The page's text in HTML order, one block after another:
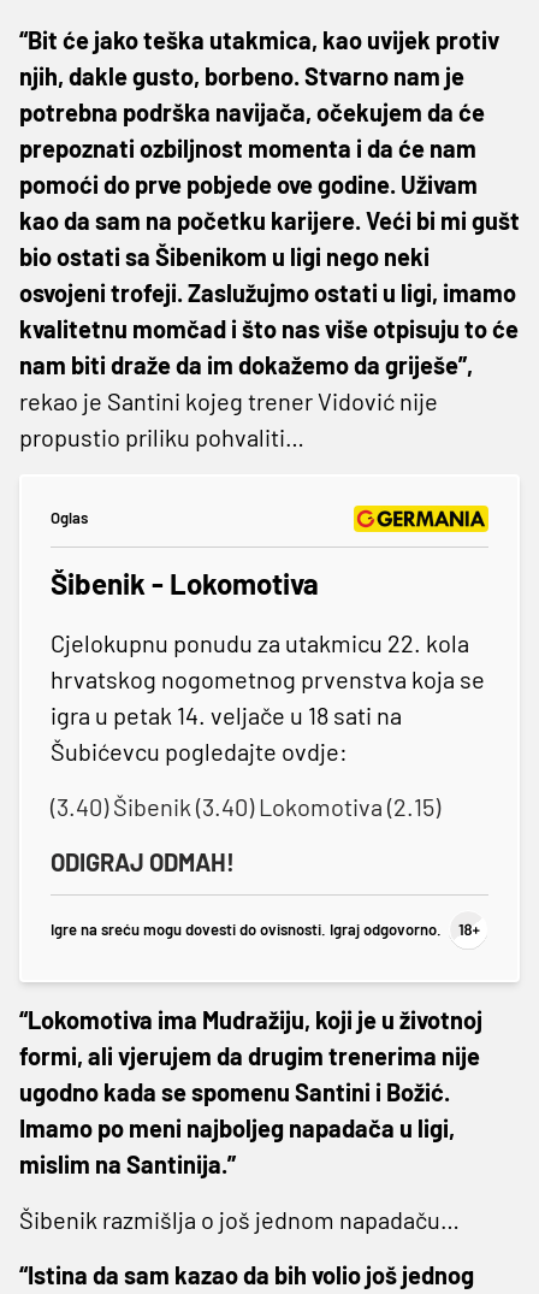
“Bit će jako teška utakmica, kao uvijek protiv
njih, dakle gusto, borbeno. Stvarno nam je
potrebna podrška navijača, očekujem da će
prepoznati ozbiljnost momenta i da će nam
pomoći do prve pobjede ove godine. Uživam
kao da sam na početku karijere. Veći bi mi gušt
bio ostati sa Šibenikom u ligi nego neki
osvojeni trofeji. Zaslužujmo ostati u ligi, imamo
kvalitetnu momčad i što nas više otpisuju to će
nam biti draže da im dokažemo da griješe”,
rekao je Santini kojeg trener Vidović nije
propustio priliku pohvaliti…
Oglas
Šibenik - Lokomotiva
Cjelokupnu ponudu za utakmicu 22. kola
hrvatskog nogometnog prvenstva koja se
igra u petak 14. veljače u 18 sati na
Šubićevcu pogledajte ovdje:
(3.40) Šibenik (3.40) Lokomotiva (2.15)
ODIGRAJ ODMAH!
Igre na sreću mogu dovesti do ovisnosti. Igraj odgovorno.
“Lokomotiva ima Mudražiju, koji je u životnoj
formi, ali vjerujem da drugim trenerima nije
ugodno kada se spomenu Santini i Božić.
Imamo po meni najboljeg napadača u ligi,
mislim na Santinija.”
Šibenik razmišlja o još jednom napadaču…
“Istina da sam kazao da bih volio još jednog